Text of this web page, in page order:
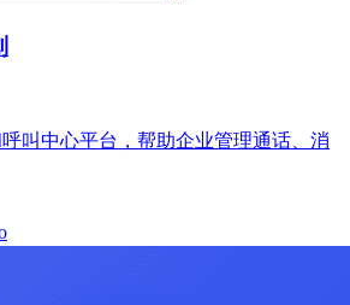
叫中心平台，帮助企业管理通话、消